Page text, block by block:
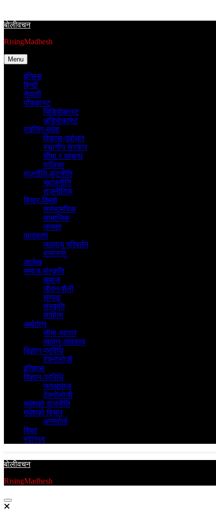
content
बाेलीवचन
RisingMadhesh
Menu
इंग्लिस
हिन्दी
नेपाली
पाँडकास्ट
भिडियाेकास्ट
अडियाेकास्ट
राइजिंग-मधेश
विकास-पूर्वाधार
स्थानीय सरकार
सीमा र सम्बन्ध
पालिका
राजनीति-कुटनीति
भूराजनीति
राजनीतिक
विचार-विमर्श
समसामयिक
सामाजिक
जनमत
वातावरण
जलवायु परिवर्तन
वन्यजन्तु
आलेख
समाज-संस्कृति
समाज
जीवन-शैली
सम्पदा
संस्कृति
साहित्य
अर्थतंत्र
सीमा-व्यापार
व्यापार-व्यवसाय
विज्ञान-प्रविधि
टेक्नोलोजी
इतिहास
विज्ञान-प्रविधि
जनआवाज
टेक्नोलोजी
मधेशकाे राजनीति
मधेशकाे विचार
अन्तर्वार्ता
शिक्षा
स्वास्थ्य
बाेलीवचन
RisingMadhesh